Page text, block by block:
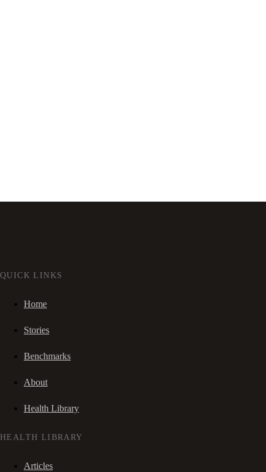
QUICK LINKS
Home
Stories
Benchmarks
About
Health Library
HEALTH LIBRARY
Articles